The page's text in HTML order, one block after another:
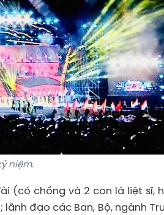
niệm.
(có chồng và 2 con là liệt sĩ,
đạo các Ban, Bộ, ngành